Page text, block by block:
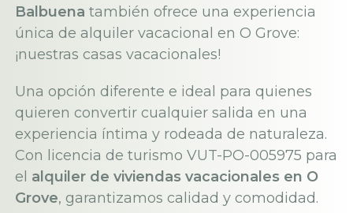
Balbuena también ofrece una experiencia
única de alquiler vacacional en O Grove:
¡nuestras casas vacacionales!
Una opción diferente e ideal para quienes
quieren convertir cualquier salida en una
experiencia íntima y rodeada de naturaleza.
Con licencia de turismo VUT-PO-005975 para
el alquiler de viviendas vacacionales en O
Grove, garantizamos calidad y comodidad.